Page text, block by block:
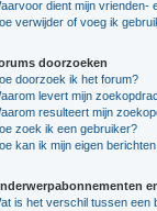
dient mijn vrienden-
verwijder of voeg ik
doorzoeken
doorzoek ik het forum?
levert mijn
resulteert mijn
zoek ik een gebruiker?
kan ik mijn eigen
is het verschil tussen een